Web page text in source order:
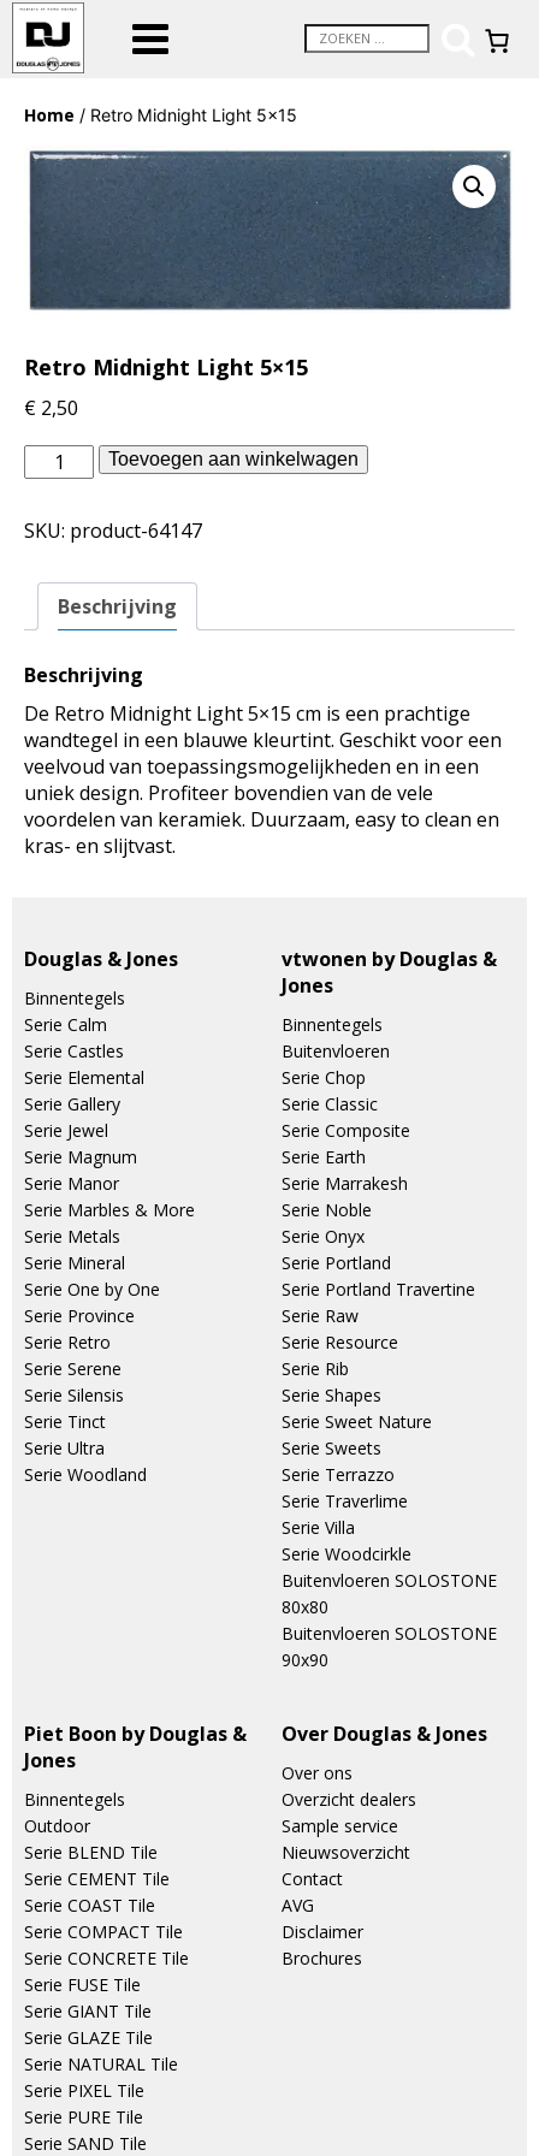
Home / Retro Midnight Light 5×15
Retro Midnight Light 5×15
€ 2,50
Douglas
Jones
-
Midnight
Light
aantal
Toevoegen aan winkelwagen
SKU: product-64147
Beschrijving
Beschrijving
De Retro Midnight Light 5×15 cm is een prachtige
wandtegel in een blauwe kleurtint. Geschikt voor een
veelvoud van toepassingsmogelijkheden en in een
uniek design. Profiteer bovendien van de vele
voordelen van keramiek. Duurzaam, easy to clean en
kras- en slijtvast.
Douglas & Jones
Binnentegels
Serie Calm
Serie Castles
Serie Elemental
Serie Gallery
Serie Jewel
Serie Magnum
Serie Manor
Serie Marbles & More
Serie Metals
Serie Mineral
Serie One by One
Serie Province
Serie Retro
Serie Serene
Serie Silensis
Serie Tinct
Serie Ultra
Serie Woodland
vtwonen by Douglas &
Jones
Binnentegels
Buitenvloeren
Serie Chop
Serie Classic
Serie Composite
Serie Earth
Serie Marrakesh
Serie Noble
Serie Onyx
Serie Portland
Serie Portland Travertine
Serie Raw
Serie Resource
Serie Rib
Serie Shapes
Serie Sweet Nature
Serie Sweets
Serie Terrazzo
Serie Traverlime
Serie Villa
Serie Woodcirkle
Buitenvloeren SOLOSTONE
80x80
Buitenvloeren SOLOSTONE
90x90
Piet Boon by Douglas &
Jones
Binnentegels
Outdoor
Serie BLEND Tile
Serie CEMENT Tile
Serie COAST Tile
Serie COMPACT Tile
Serie CONCRETE Tile
Serie FUSE Tile
Serie GIANT Tile
Serie GLAZE Tile
Serie NATURAL Tile
Serie PIXEL Tile
Serie PURE Tile
Serie SAND Tile
Over Douglas & Jones
Over ons
Overzicht dealers
Sample service
Nieuwsoverzicht
Contact
AVG
Disclaimer
Brochures